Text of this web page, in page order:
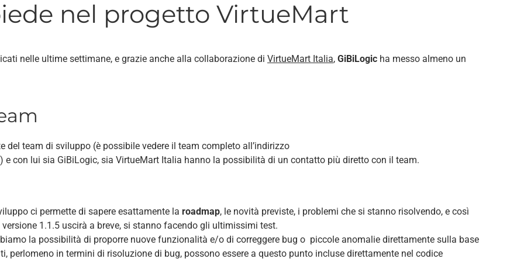
nel progetto VirtueMart
nelle ultime settimane, e grazie anche alla collaborazione di VirtueMart Italia, GiBiLogic ha messo almeno un
del team di sviluppo (è possibile vedere il team completo all’indirizzo
) e con lui sia GiBiLogic, sia VirtueMart Italia hanno la possibilità di un contatto più diretto con il team.
ci permette di sapere esattamente la roadmap, le novità previste, i problemi che si stanno risolvendo, e così
1.1.5 uscirà a breve, si stanno facendo gli ultimissimi test.
la possibilità di proporre nuove funzionalità e/o di correggere bug o piccole anomalie direttamente sulla base
perlomeno in termini di risoluzione di bug, possono essere a questo punto incluse direttamente nel codice